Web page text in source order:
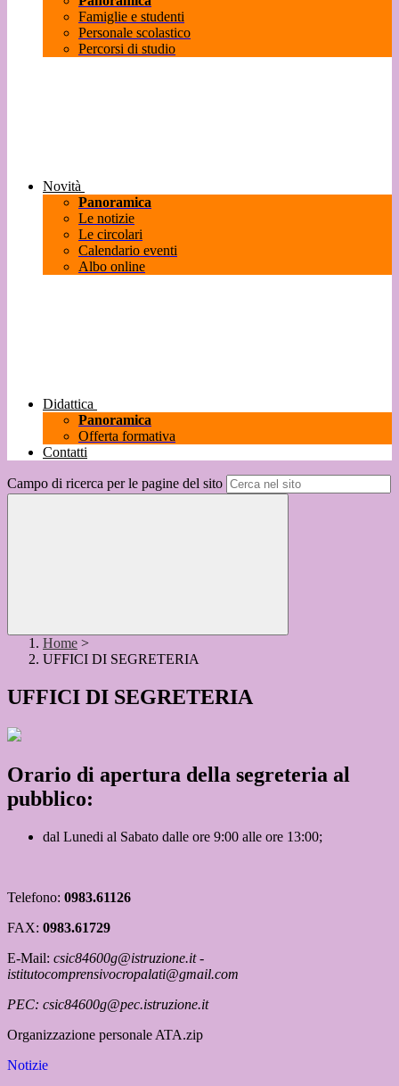
Famiglie e studenti
Personale scolastico
Percorsi di studio
Novità
Panoramica
Le notizie
Le circolari
Calendario eventi
Albo online
Didattica
Panoramica
Offerta formativa
Contatti
Campo di ricerca per le pagine del sito
Home >
UFFICI DI SEGRETERIA
UFFICI DI SEGRETERIA
Orario di apertura della segreteria al
pubblico:
dal Lunedi al Sabato dalle ore 9:00 alle ore 13:00;
Telefono: 0983.61126
FAX: 0983.61729
E-Mail: csic84600g@istruzione.it -
istitutocomprensivocropalati@gmail.com
PEC: csic84600g@pec.istruzione.it
Organizzazione personale ATA.zip
Notizie